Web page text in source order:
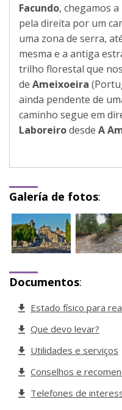
Facundo, chegamos
pela direita por um
uma zona de serra,
mesma e a antiga
trilho florestal que
de Ameixoeira
ainda pendente de
caminho segue em
Laboreirodesde A
Galería de fotos:
Documentos:
Estado físico para
Que devo levar?
Utilidades e serviços
Conselhos e
Telefones de